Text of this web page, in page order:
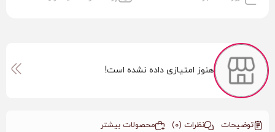
هنوز امتیازی داده نشده است!
توضیحات نظرات (0) محصولات بیشتر